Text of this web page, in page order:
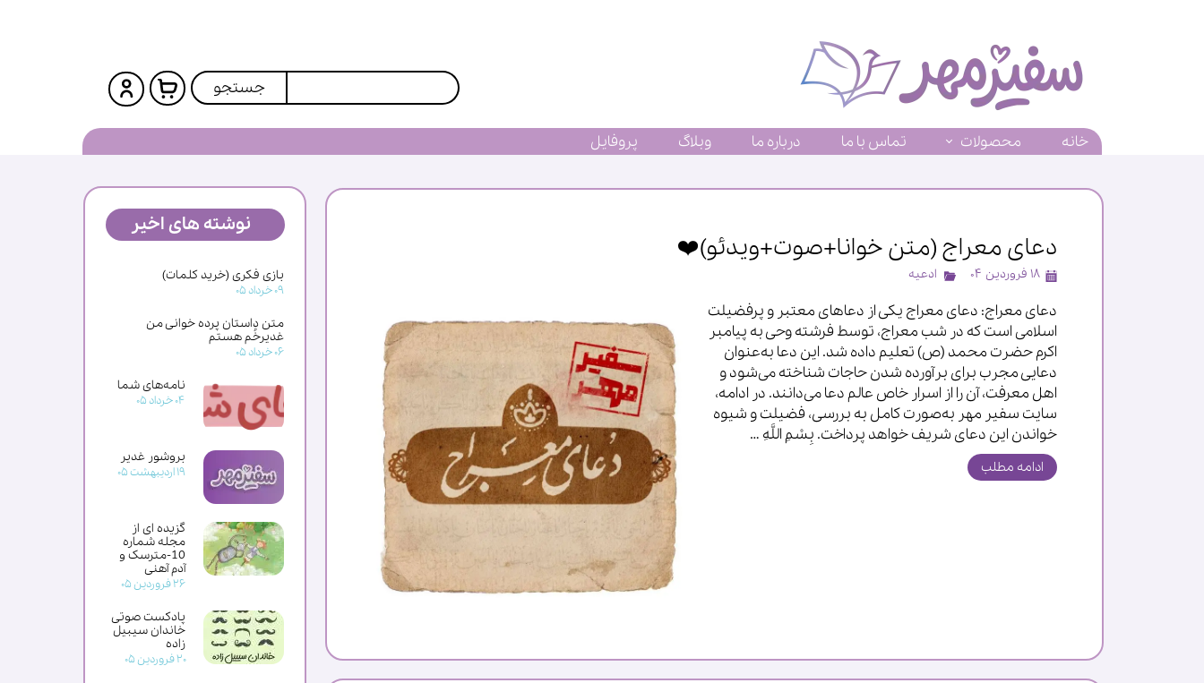
خانه محصولات تماس با ما درباره ما وبلاگ پروفایل
جستجو
دعای معراج (متن خوانا+صوت+ویدئو)❤️
۱۸ فروردین ۰۴ ادعیه
دعای معراج: دعای معراج یکی از دعاهای معتبر و پرفضیلت
اسلامی است که در شب معراج، توسط فرشته وحی به پیامبر
اکرم حضرت محمد (ص) تعلیم داده شد. این دعا به‌عنوان
دعایی مجرب برای برآورده شدن حاجات شناخته می‌شود و
اهل معرفت، آن را از اسرار خاص عالم دعا می‌دانند. در ادامه،
سایت سفیر مهر به‌صورت کامل به بررسی، فضیلت و شیوه
خواندن این دعای شریف خواهد پرداخت. بِسْمِ اللَّهِ …
ادامه مطلب
بازی فکری (خرید کلمات)
۰۹ خرداد ۰۵
متن داستان پرده خوانی من
غدیرخُم هستم
۰۶ خرداد ۰۵
نامه‌های شما
۰۴ خرداد ۰۵
بروشور غدیر
۱۹ اردیبهشت ۰۵
گزیده ای از
مجله شماره
10-مترسک و
آدم آهنی
۲۶ فروردین ۰۵
پادکست صوتی
خاندان سیبیل
زاده
۲۰ فروردین ۰۵
نوشته های اخیر